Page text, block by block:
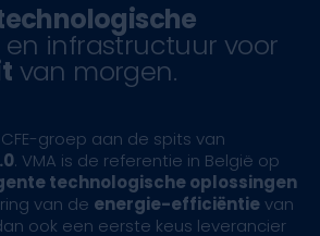
infrastructuur voor
van morgen.
groep aan de spits van
. VMA is de referentie in België op
technologische oplossingen
van de energie-efficiëntievan
ook een eerste keus leverancier